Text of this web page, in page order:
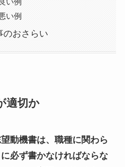
い例
のおさらい
適切か
動機書は、職種に関わら
必ず書かなければならな